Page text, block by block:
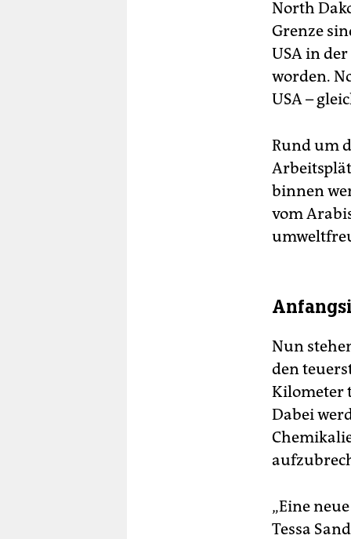
North
Grenze
USA in
worden.
USA –
Rund um
binnen
vom
Nun
den
Kilometer
Dabei
„Eine
Tessa